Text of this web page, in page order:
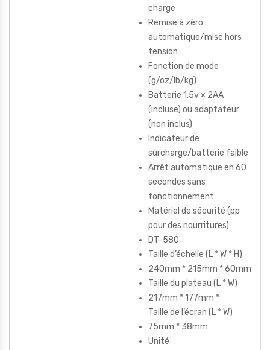
charge
Remise à zéro
automatique/mise hors
tension
Fonction de mode
(g/oz/lb/kg)
Batterie 1.5v × 2AA
(incluse) ou adaptateur
(non inclus)
Indicateur de
surcharge/batterie faible
Arrêt automatique en 60
secondes sans
fonctionnement
Matériel de sécurité (pp
pour des nourritures)
DT-580
Taille d’échelle (L * W * H)
240mm * 215mm * 60mm
Taille du plateau (L * W)
217mm * 177mm *
Taille de l’écran (L * W)
75mm * 38mm
Unité